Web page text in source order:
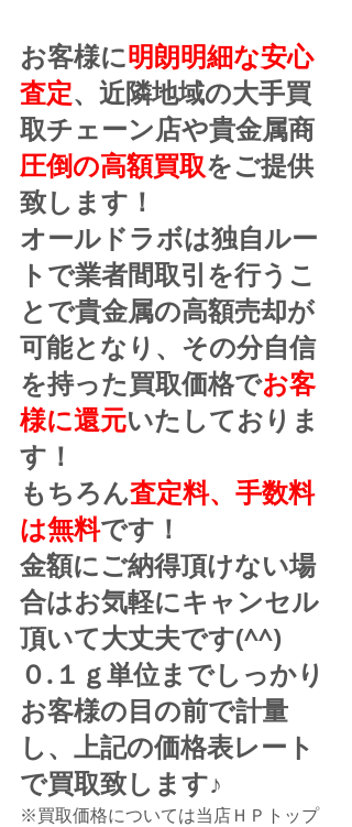
お客様に明朗明細な安心
査定、近隣地域の大手買
取チェーン店や貴金属商
圧倒の高額買取をご提供
致します！
オールドラボは独自ルー
トで業者間取引を行うこ
とで貴金属の高額売却が
可能となり、その分自信
を持った買取価格でお客
様に還元いたしておりま
す！
もちろん査定料、手数料
は無料です！
金額にご納得頂けない場
合はお気軽にキャンセル
頂いて大丈夫です(^^)
０.１ｇ単位までしっかり
お客様の目の前で計量
し、上記の価格表レート
で買取致します♪
※買取価格については当店ＨＰトップ